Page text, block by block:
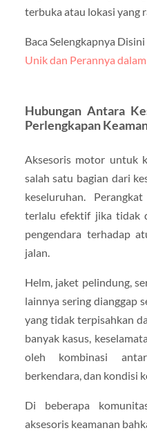
terbuka atau lokasi yang
Baca Selengkapnya Disini
Unik dan Perannya
Hubungan Antara
Perlengkapan
Aksesoris motor untuk
salah satu bagian dari
keseluruhan.
terlalu efektif jika tidak
pengendara terhadap
jalan.
Helm, jaket pelindung,
lainnya sering dianggap
yang tidak terpisahkan
banyak kasus,
oleh kombinasi
berkendara, dan kondisi
Di beberapa
aksesoris keamanan